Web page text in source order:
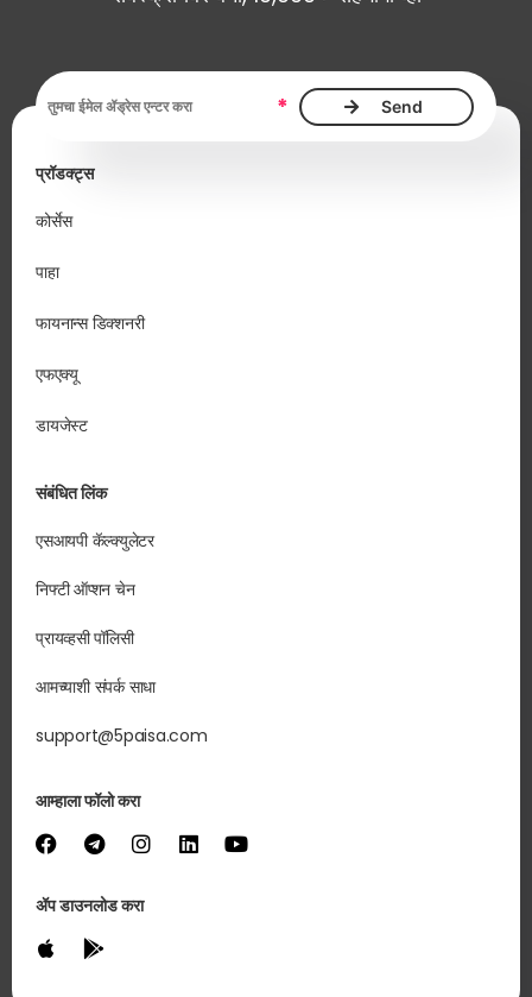
ईमेल ॲड्रेस, आवश्यक *
प्रॉडक्ट्स
कोर्सेस
पाहा
फायनान्स डिक्शनरी
एफएक्यू
डायजेस्ट
संबंधित लिंक
एसआयपी कॅल्क्युलेटर
निफ्टी ऑप्शन चेन
प्रायव्हसी पॉलिसी
आमच्याशी संपर्क साधा
support@5paisa.com
आम्हाला फॉलो करा
ॲप डाउनलोड करा